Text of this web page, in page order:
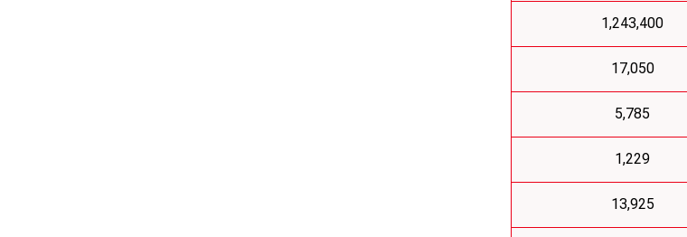
1,243,400
17,050
5,785
1,229
13,925